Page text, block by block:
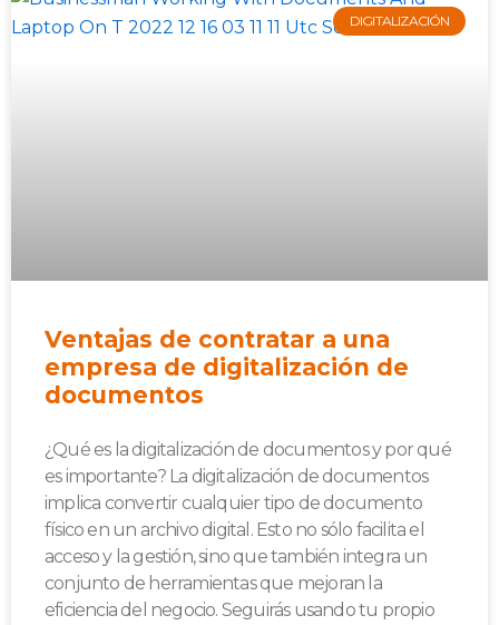
DIGITALIZACIÓN
Ventajas de contratar a una
empresa de digitalización de
documentos
¿Qué es la digitalización de documentos y por qué
es importante? La digitalización de documentos
implica convertir cualquier tipo de documento
físico en un archivo digital. Esto no sólo facilita el
acceso y la gestión, sino que también integra un
conjunto de herramientas que mejoran la
eficiencia del negocio. Seguirás usando tu propio